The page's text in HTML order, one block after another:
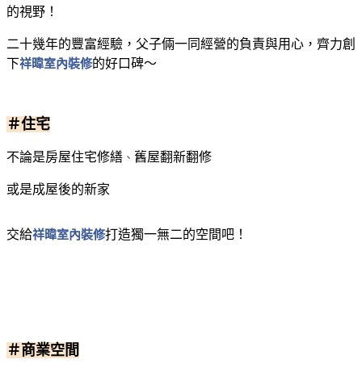
的視野！
二十幾年的豐富經驗，父子倆一同經營的負責與用心，齊力創
下祥暐室內裝修的好口碑～
＃住宅
不論是房屋住宅修繕 、 舊屋翻新翻修
或是成屋後的新家
交給祥暐室內裝修打造獨一無二的空間吧！
＃商業空間